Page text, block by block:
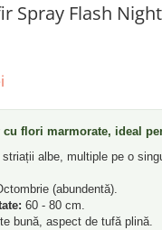
Spray Flash
flori marmorate, ideal
striații albe, multiple pe o
(abundentă).
60 - 80 cm.
bună, aspect de tufă plină.